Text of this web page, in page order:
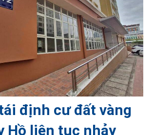
định cư đất vàng
Hồ liên tục nhảy